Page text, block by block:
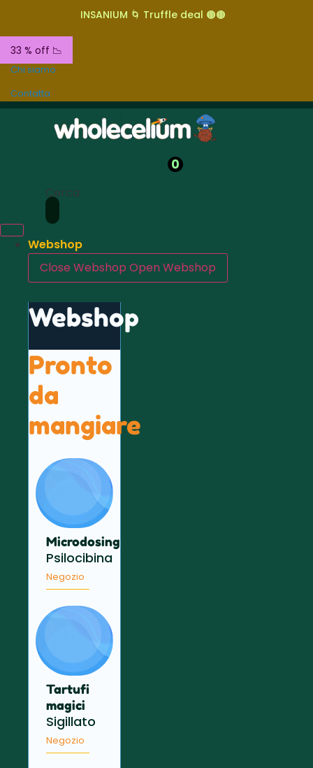
INSANIUM 🌀 Truffle deal 🟤🟤
33 % off 📉
Chi siamo
Contatta
0
Cerca
Webshop
Close Webshop Open Webshop
Webshop
Pronto
da
mangiare
Microdosing
Psilocibina
Negozio
Tartufi
magici
Sigillato
Negozio